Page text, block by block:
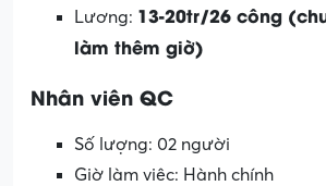
Lương: 13-20tr/26 công
làm thêm giờ)
Nhân viên QC
Số lượng: 02 người
Giờ làm viêc: Hành chính